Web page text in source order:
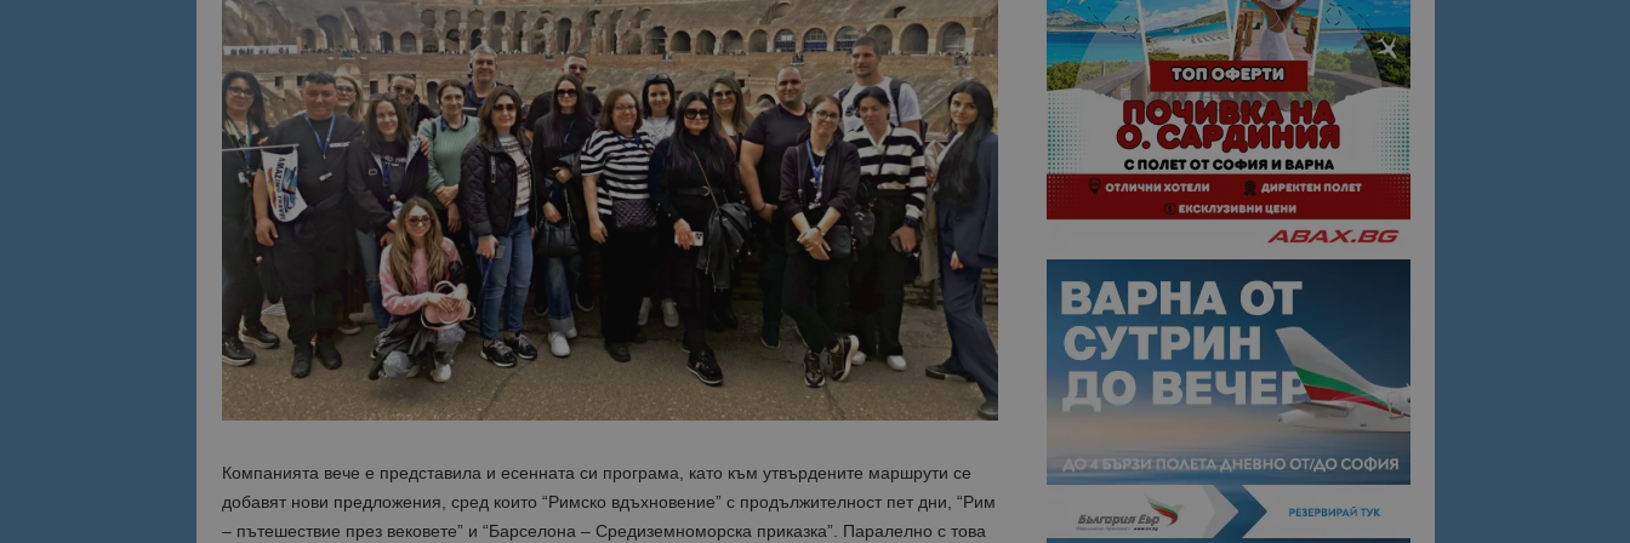
Компанията вече е представила и есенната си програма, като към утвърдените маршрути се
добавят нови предложения, сред които “Римско вдъхновение” с продължителност пет дни, “Рим
– пътешествие през вековете” и “Барселона – Средиземноморска приказка”. Паралелно с това